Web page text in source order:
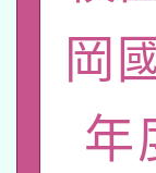
有
薪
轉
業
岡
年